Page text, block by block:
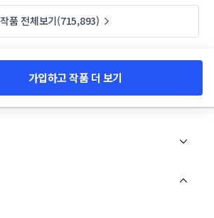
작품 전체보기(715,893)
가입하고 작품 더 보기